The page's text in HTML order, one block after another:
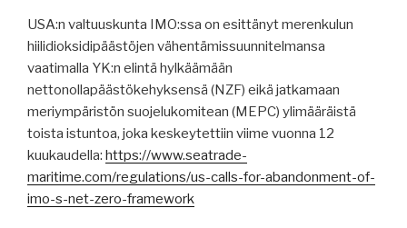
USA:n valtuuskunta IMO:ssa on esittänyt merenkulun
hiilidioksidipäästöjen vähentämissuunnitelmansa
vaatimalla YK:n elintä hylkäämään
nettonollapäästökehyksensä (NZF) eikä jatkamaan
meriympäristön suojelukomitean (MEPC) ylimääräistä
toista istuntoa, joka keskeytettiin viime vuonna 12
kuukaudella: https://www.seatrade-
maritime.com/regulations/us-calls-for-abandonment-of-
imo-s-net-zero-framework